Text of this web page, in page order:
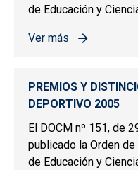
de Educación y
Ver más
sobre PREMIOS Y
PREMIOS Y
DEPORTIVO 2005
El DOCM nº 151, de
publicado la Orden
de Educación y